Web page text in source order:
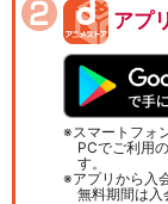
アプ
スマートフォ
PCでご利用
す。
アプリから入
無料期間は入